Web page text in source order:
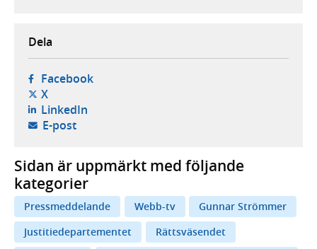
Dela
Facebook- öppnas i ny flik, extern webbplats,
X- öppnas i ny flik, extern webbplats,
LinkedIn- öppnas i ny flik, extern webbplats,
E-post- öppnar din e-postklient,
Sidan är uppmärkt med följande
kategorier
Pressmeddelande Webb-tv
Gunnar Strömmer
Justitiedepartementet
Rättsväsendet